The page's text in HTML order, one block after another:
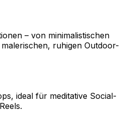
– von minimalistischen
ruhigen Outdoor-
ideal für meditative Social-